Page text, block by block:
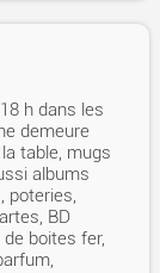
h dans les
demeure
table, mugs
albums
poteries,
BD
boites fer,